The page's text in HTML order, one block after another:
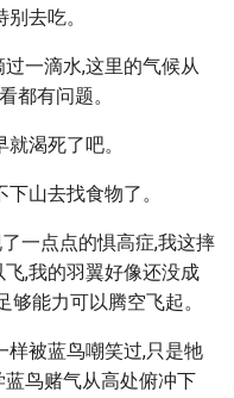
去吃。
一滴水,这里的气候从
都有问题。
渴死了吧。
山去找食物了。
一点点的惧高症,我这摔
,我的羽翼好像还没成
能力可以腾空飞起。
样被蓝鸟嘲笑过,只是牠
鸟赌气从高处俯冲下